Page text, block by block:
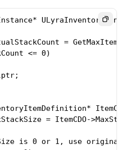
=
<= 0)
= ItemCDO-
is 0 or 1, use original